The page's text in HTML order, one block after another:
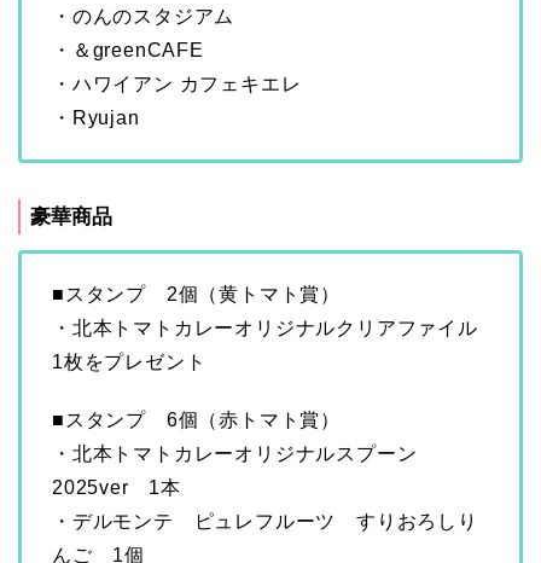
・のんのスタジアム
・＆greenCAFE
・ハワイアン カフェキエレ
・Ryujan
豪華商品
■スタンプ 2個（黄トマト賞）
・北本トマトカレーオリジナルクリアファイル
1枚をプレゼント
■スタンプ 6個（赤トマト賞）
・北本トマトカレーオリジナルスプーン
2025ver 1本
・デルモンテ ピュレフルーツ すりおろしり
んご 1個